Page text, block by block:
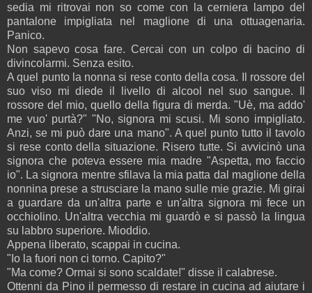
sedia mi ritrovai non so come con la cerniera lampo del
pantalone impigliata nel maglione di una ottuagenaria.
Panico.
Non sapevo cosa fare. Cercai con un colpo di bacino di
divincolarmi. Senza esito.
A quel punto la nonna si rese conto della cosa. Il rossore del
suo viso mi diede il livello di alcool nel suo sangue. Il
rossore del mio, quello della figura di merda. "Uè, ma addo'
me vuo' purtà?" "No, signora mi scusi. Mi sono impigliato.
Anzi, se mi può dare una mano". A quel punto tutto il tavolo
si rese conto della situazione. Risero tutte. Si avvicinò una
signora che poteva essere mia madre "Aspetta, mo faccio
io". La signora mentre sfilava la mia patta dal maglione della
nonnina prese a strusciare la mano sulle mie grazie. Mi girai
a guardare da un'altra parte e un'altra signora mi fece un
occhiolino. Un'altra vecchia mi guardò e si passò la lingua
su labbro superiore. Mioddio.
Appena liberato, scappai in cucina.
"Io la fuori non ci torno. Capito?"
"Ma come? Ormai si sono scaldate!" disse il calabrese.
Ottenni da Pino il permesso di restare in cucina ad aiutare i